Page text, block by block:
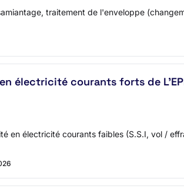
traitement de l'enveloppe
électricité courants forts de
électricité courants faibles (S.S.I, vol /